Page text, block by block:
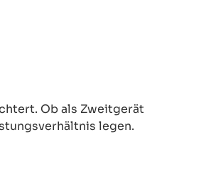
Ob als Zweitgerät
legen.